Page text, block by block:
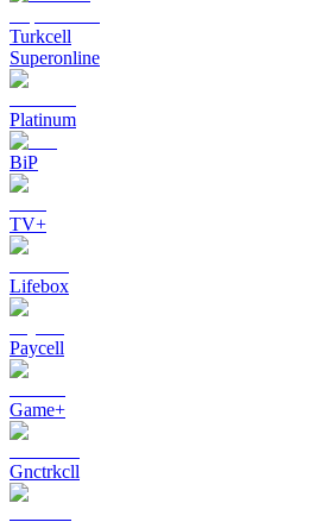
Turkcell
Superonline
Platinum
BiP
TV+
Lifebox
Paycell
Game+
Gnctrkcll